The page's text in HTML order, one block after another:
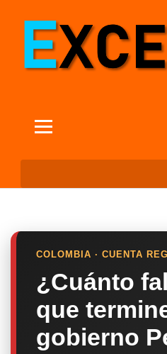
COLOMBIA · CUENTA
¿Cuánto
que
gobierno